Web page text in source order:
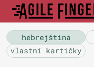
hebrejština
vlastní kartičky